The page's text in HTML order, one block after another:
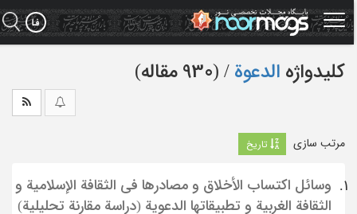
کلیدواژه الدعوة ‏/ (930 مقاله)
مرتب سازی تاریخ
1.
وسائل اکتساب الأخلاق و مصادرها في الثقافة الإسلامیة و
الثقافة الغربیة و تطبیقاتها الدعویة (دراسة مقارنة تحلیلیة)